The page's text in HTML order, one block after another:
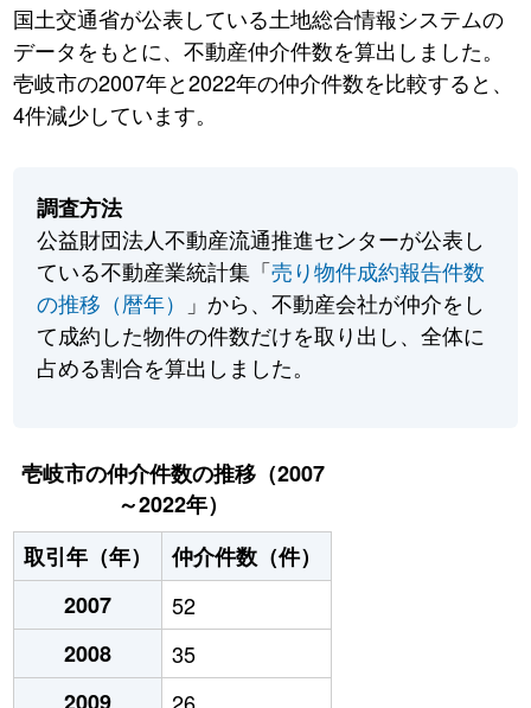
国土交通省が公表している土地総合情報システムの
データをもとに、不動産仲介件数を算出しました。
壱岐市の2007年と2022年の仲介件数を比較すると、
4件減少しています。
調査方法
公益財団法人不動産流通推進センターが公表し
ている不動産業統計集「売り物件成約報告件数
の推移（暦年）
」から、不動産会社が仲介をし
て成約した物件の件数だけを取り出し、全体に
占める割合を算出しました。
壱岐市の仲介件数の推移（2007
～2022年）
取引年（年）
仲介件数（件）
2007
52
2008
35